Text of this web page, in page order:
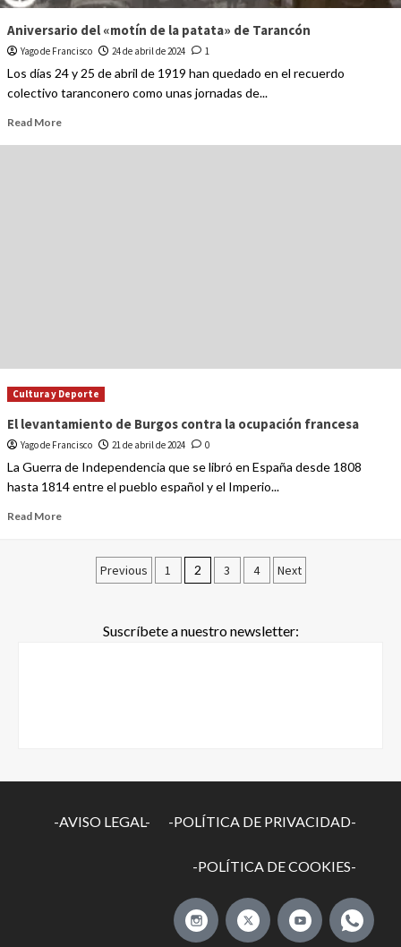
Aniversario del «motín de la patata» de Tarancón
Yago de Francisco 24 de abril de 2024 1
Los días 24 y 25 de abril de 1919 han quedado en el recuerdo
colectivo taranconero como unas jornadas de...
Read More
Cultura y Deporte
El levantamiento de Burgos contra la ocupación francesa
Yago de Francisco 21 de abril de 2024 0
La Guerra de Independencia que se libró en España desde 1808
hasta 1814 entre el pueblo español y el Imperio...
Read More
Previous 1 2 3 4 Next
Suscríbete a nuestro newsletter:
-AVISO LEGAL- -POLÍTICA DE PRIVACIDAD-
-POLÍTICA DE COOKIES-